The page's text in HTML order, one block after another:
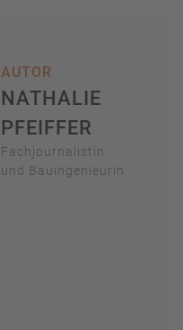
AUTOR
NATHALIE
PFEIFFER
Fachjournalistin
und Bauingenieurin